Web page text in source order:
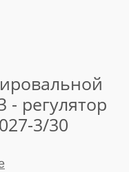
регулятор
3/30